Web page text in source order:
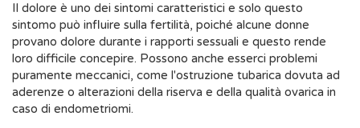
Il dolore è uno dei sintomi caratteristici e solo questo
sintomo può influire sulla fertilità, poiché alcune donne
provano dolore durante i rapporti sessuali e questo rende
loro difficile concepire. Possono anche esserci problemi
puramente meccanici, come l'ostruzione tubarica dovuta ad
aderenze o alterazioni della riserva e della qualità ovarica in
caso di endometriomi.